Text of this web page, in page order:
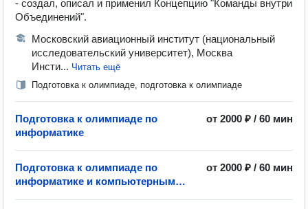
- создал, описал и применил Концепцию "Команды внутри
Объединений".
Московский авиационный институт (национальный
исследовательский университет), Москва
Инсти... Читать ещё
Подготовка к олимпиаде, подготовка к олимпиаде
Подготовка к олимпиаде по
информатике
от 2000 ₽ / 60 мин
Подготовка к олимпиаде по
информатике и компьютерным
от 2000 ₽ / 60 мин